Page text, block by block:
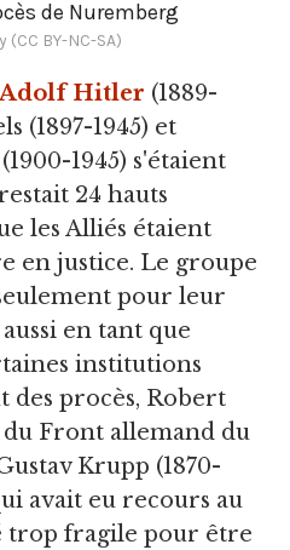
de Nuremberg
(CC BY-NC-SA)
Adolf Hitler (1889-
(1897-1945) et
(1900-1945) s'étaient
24 hauts
les Alliés étaient
en justice. Le groupe
pour leur
en tant que
institutions
des procès, Robert
du Front allemand du
Krupp (1870-
avait eu recours au
trop fragile pour être